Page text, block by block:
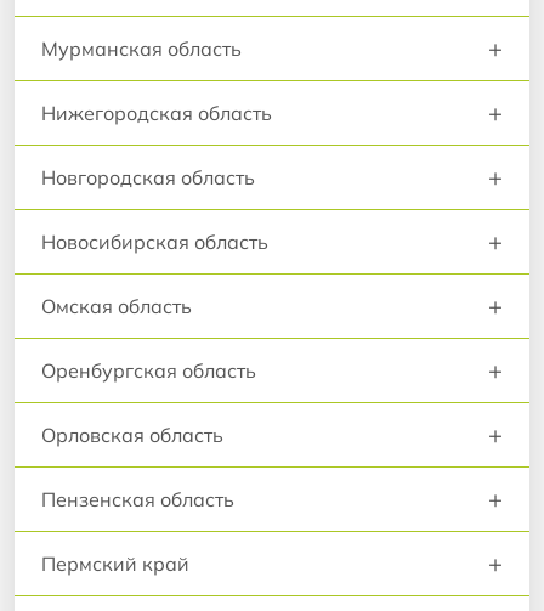
Мурманская область +
Нижегородская область +
Новгородская область +
Новосибирская область +
Омская область +
Оренбургская область +
Орловская область +
Пензенская область +
Пермский край +